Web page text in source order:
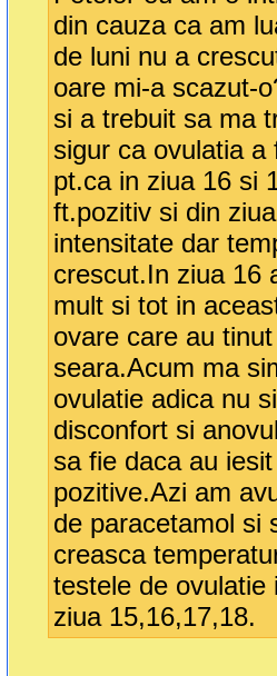
din cauza ca am
de luni nu a
oare mi-a scazut-
si a trebuit sa ma
sigur ca ovulatia a
pt.ca in ziua 16 si
ft.pozitiv si din
intensitate dar
crescut.In ziua 16
mult si tot in
ovare care au
seara.Acum ma
ovulatie adica nu
disconfort si
sa fie daca au
pozitive.Azi am
de paracetamol si
creasca
testele de ovulatie
ziua 15,16,17,18.